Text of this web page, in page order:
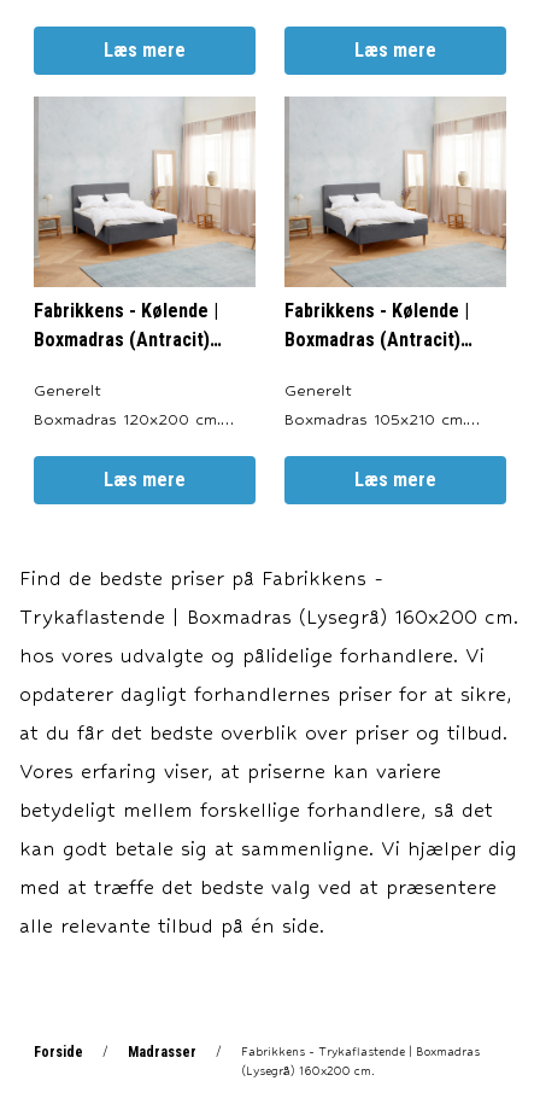
Valgfri Farve: Antracitgrå,
Lysegrå, Sort og Sand.
Boxmadrasser: 30 cm.
Topmadras: ca. 7 cm.
Garanti 15 års
fabriksgaranti imod ramme-
og fjedrebr
Læs mere
Valgfri Farve: Antracitgrå,
Lysegrå, Sort og Sand.
Boxmadras: 30 cm.
Topmadras: ca. 7 cm.
Garanti 15 års
fabriksgaranti imod ramme-
og fjedrebrud.
Læs mere
Fabrikkens - Kølende |
Boxmadras (Antracit)
Generelt
Boxmadras 120x200 cm.
Valgfri Farve: Antracitgrå,
Lysegrå, Sort og Sand.
Boxmadras: 30 cm.
Topmadras: ca. 7 cm.
Garanti 15 års
og fjedrebrud.
Læs mere
Fabrikkens - Kølende |
Boxmadras (Antracit)
Generelt
Boxmadras 105x210 cm.
Valgfri Farve: Antracitgrå,
Lysegrå, Sort og Sand.
Topmadras: ca. 7 cm.
Garanti 15 års
og fjedrebrud.
Læs mere
Find de bedste priser på Fabrikkens -
Trykaflastende | Boxmadras (Lysegrå) 160x200 cm.
hos vores udvalgte og pålidelige forhandlere. Vi
opdaterer dagligt forhandlernes priser for at sikre,
at du får det bedste overblik over priser og tilbud.
Vores erfaring viser, at priserne kan variere
betydeligt mellem forskellige forhandlere, så det
kan godt betale sig at sammenligne. Vi hjælper dig
med at træffe det bedste valg ved at præsentere
alle relevante tilbud på én side.
Forside / Madrasser /
Fabrikkens - Trykaflastende | Boxmadras
(Lysegrå) 160x200 cm.